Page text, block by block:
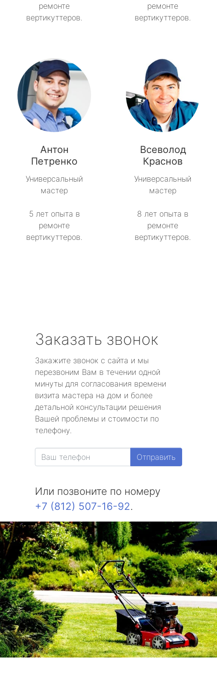
ремонте
вертикуттеров.
ремонте
вертикуттеров.
Антон
Петренко
Универсальный
мастер
5 лет опыта в
ремонте
вертикуттеров.
Всеволод
Краснов
Универсальный
мастер
8 лет опыта в
ремонте
вертикуттеров.
Заказать звонок
Закажите звонок с сайта и мы
перезвоним Вам в течении одной
минуты для согласования времени
визита мастера на дом и более
детальной консультации решения
Вашей проблемы и стоимости по
телефону.
Отправить
Или позвоните по номеру
+7 (812) 507-16-92.